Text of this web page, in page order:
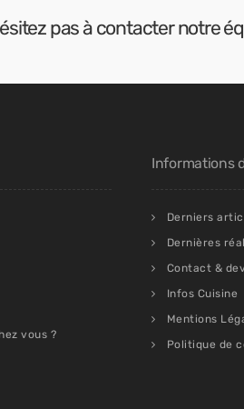
pas à contacter notre
vous ?
Informations
Derniers
Dernières
Contact &
Infos Cuisine
Mentions
Politique de